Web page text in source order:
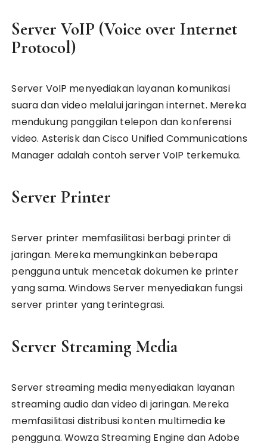
Server VoIP (Voice over Internet
Protocol)
Server VoIP menyediakan layanan komunikasi
suara dan video melalui jaringan internet. Mereka
mendukung panggilan telepon dan konferensi
video. Asterisk dan Cisco Unified Communications
Manager adalah contoh server VoIP terkemuka.
Server Printer
Server printer memfasilitasi berbagi printer di
jaringan. Mereka memungkinkan beberapa
pengguna untuk mencetak dokumen ke printer
yang sama. Windows Server menyediakan fungsi
server printer yang terintegrasi.
Server Streaming Media
Server streaming media menyediakan layanan
streaming audio dan video di jaringan. Mereka
memfasilitasi distribusi konten multimedia ke
pengguna. Wowza Streaming Engine dan Adobe